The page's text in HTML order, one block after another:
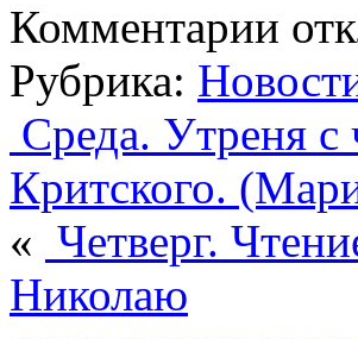
Комментарии записи
.
Мчч.
диакона
Феодула.
Свт.
Иова
и
Рубрика:
Среда. Утреня с
Критского.
« Четверг.
Николаю